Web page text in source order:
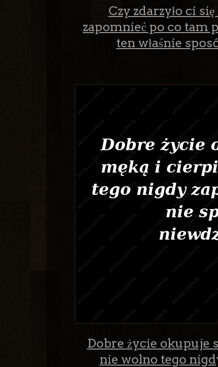
Czy zdarzyło ci
zapomnieć po co tam
ten właśnie
Dobre życie okupuje
nie wolno tego